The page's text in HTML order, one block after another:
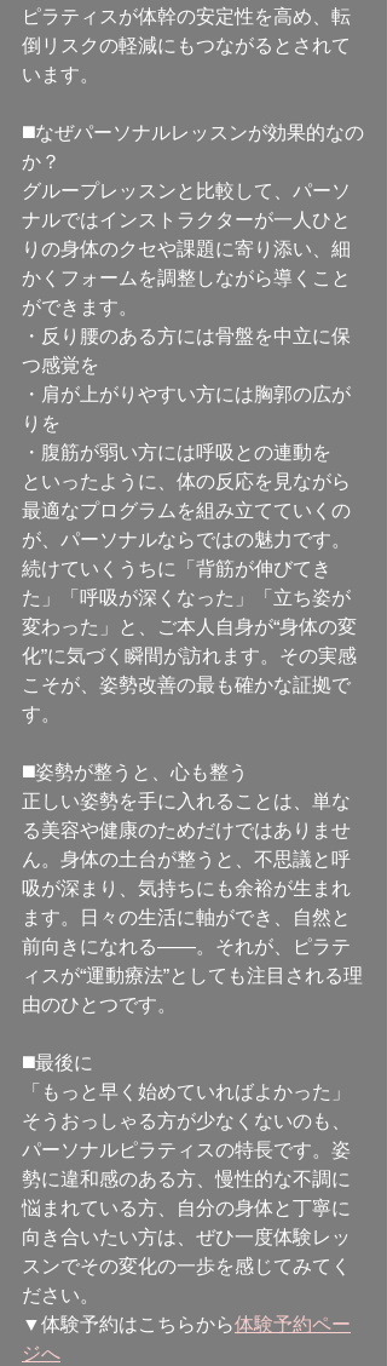
ピラティスが体幹の安定性を高め、転
倒リスクの軽減にもつながるとされて
います。
◼️なぜパーソナルレッスンが効果的なの
か？
グループレッスンと比較して、パーソ
ナルではインストラクターが一人ひと
りの身体のクセや課題に寄り添い、細
かくフォームを調整しながら導くこと
ができます。
・反り腰のある方には骨盤を中立に保
つ感覚を
・肩が上がりやすい方には胸郭の広が
りを
・腹筋が弱い方には呼吸との連動を
といったように、体の反応を見ながら
最適なプログラムを組み立てていくの
が、パーソナルならではの魅力です。
続けていくうちに「背筋が伸びてき
た」「呼吸が深くなった」「立ち姿が
変わった」と、ご本人自身が“身体の変
化”に気づく瞬間が訪れます。その実感
こそが、姿勢改善の最も確かな証拠で
す。
◼️姿勢が整うと、心も整う
正しい姿勢を手に入れることは、単な
る美容や健康のためだけではありませ
ん。身体の土台が整うと、不思議と呼
吸が深まり、気持ちにも余裕が生まれ
ます。日々の生活に軸ができ、自然と
前向きになれる――。それが、ピラテ
ィスが“運動療法”としても注目される理
由のひとつです。
◼️最後に
「もっと早く始めていればよかった」
そうおっしゃる方が少なくないのも、
パーソナルピラティスの特長です。姿
勢に違和感のある方、慢性的な不調に
悩まれている方、自分の身体と丁寧に
向き合いたい方は、ぜひ一度体験レッ
スンでその変化の一歩を感じてみてく
ださい。
▼体験予約はこちらから体験予約ペー
ジへ